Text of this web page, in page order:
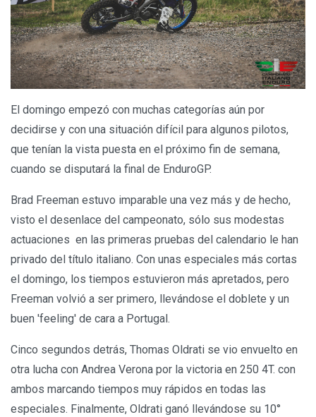
El domingo empezó con muchas categorías aún por
decidirse y con una situación difícil para algunos pilotos,
que tenían la vista puesta en el próximo fin de semana,
cuando se disputará la final de EnduroGP.
Brad Freeman estuvo imparable una vez más y de hecho,
visto el desenlace del campeonato, sólo sus modestas
actuaciones en las primeras pruebas del calendario le han
privado del título italiano. Con unas especiales más cortas
el domingo, los tiempos estuvieron más apretados, pero
Freeman volvió a ser primero, llevándose el doblete y un
buen 'feeling' de cara a Portugal.
Cinco segundos detrás, Thomas Oldrati se vio envuelto en
otra lucha con Andrea Verona por la victoria en 250 4T. con
ambos marcando tiempos muy rápidos en todas las
especiales. Finalmente, Oldrati ganó llevándose su 10°